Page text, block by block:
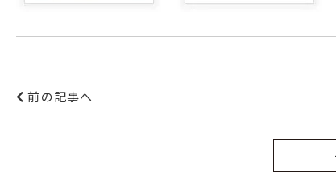
前の記事へ